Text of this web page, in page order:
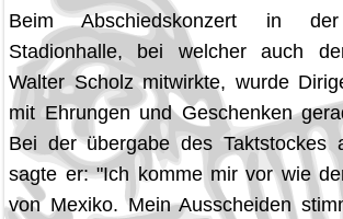
Beim Abschiedskonzert in der
Stadionhalle, bei welcher auch
Walter Scholz mitwirkte, wurde
mit Ehrungen und Geschenken
Bei der übergabe des Taktstockes
sagte er: "Ich komme mir vor wie
von Mexiko. Mein Ausscheiden